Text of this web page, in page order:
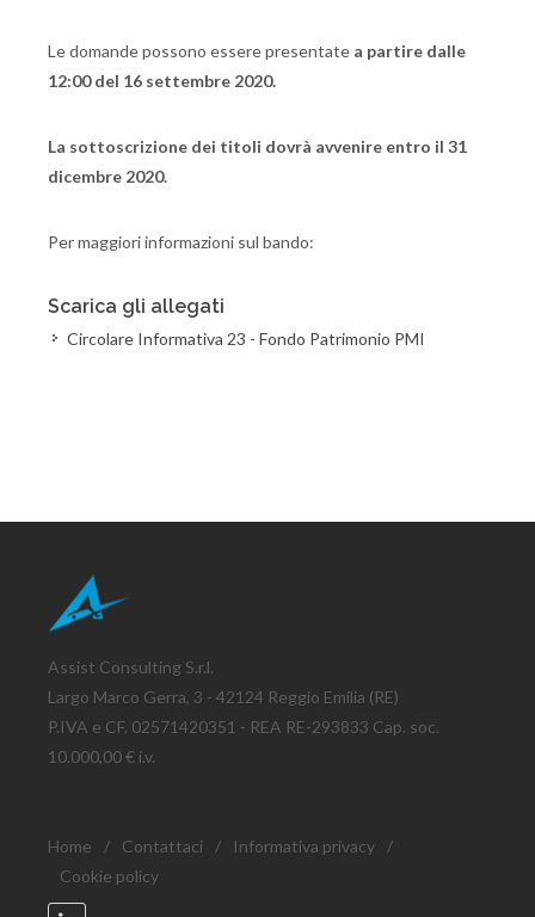
Le domande possono essere presentate a partire dalle
12:00 del 16 settembre 2020.
La sottoscrizione dei titoli dovrà avvenire entro il 31
dicembre 2020.
Per maggiori informazioni sul bando:
Scarica gli allegati
Circolare Informativa 23 - Fondo Patrimonio PMI
Assist Consulting S.r.l.
Largo Marco Gerra, 3 - 42124 Reggio Emilia (RE)
P.IVA e CF. 02571420351 - REA RE-293833 Cap. soc.
10.000,00 € i.v.
Home / Contattaci / Informativa privacy /
Cookie policy